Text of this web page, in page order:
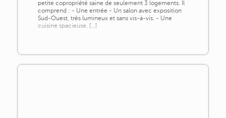
petite copropriété saine de seulement 3 logements. Il
comprend : - Une entrée - Un salon avec exposition
Sud-Ouest, très lumineux et sans vis-à-vis. - Une
cuisine spacieuse, [...]